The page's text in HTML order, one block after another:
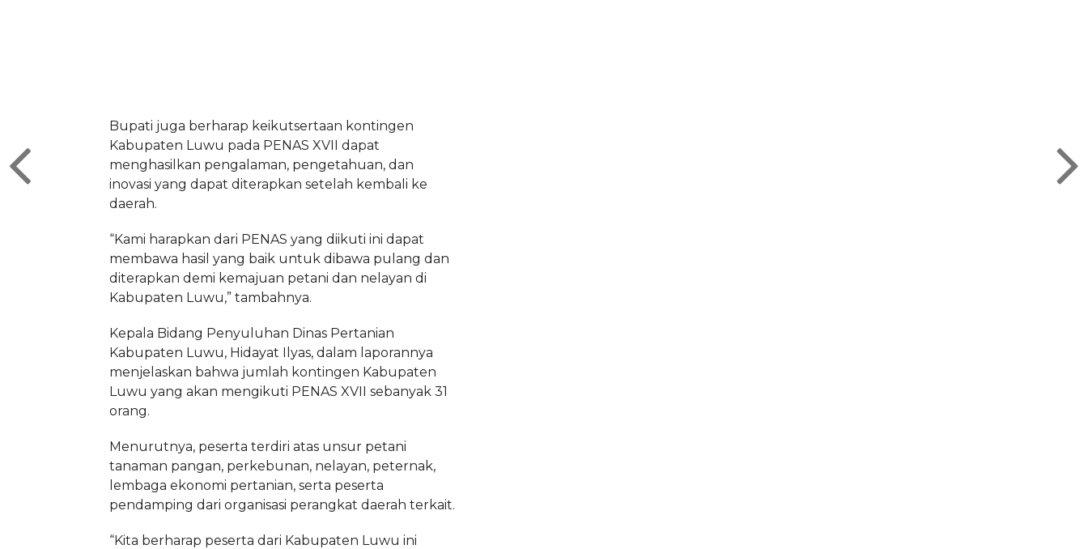
Bupati juga berharap keikutsertaan kontingen
Kabupaten Luwu pada PENAS XVII dapat
menghasilkan pengalaman, pengetahuan, dan
inovasi yang dapat diterapkan setelah kembali ke
daerah.
“Kami harapkan dari PENAS yang diikuti ini dapat
membawa hasil yang baik untuk dibawa pulang dan
diterapkan demi kemajuan petani dan nelayan di
Kabupaten Luwu,” tambahnya.
Kepala Bidang Penyuluhan Dinas Pertanian
Kabupaten Luwu, Hidayat Ilyas, dalam laporannya
menjelaskan bahwa jumlah kontingen Kabupaten
Luwu yang akan mengikuti PENAS XVII sebanyak 31
orang.
Menurutnya, peserta terdiri atas unsur petani
tanaman pangan, perkebunan, nelayan, peternak,
lembaga ekonomi pertanian, serta peserta
pendamping dari organisasi perangkat daerah terkait.
“Kita berharap peserta dari Kabupaten Luwu ini